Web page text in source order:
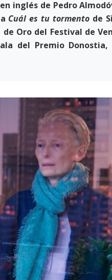
inglés de Pedro
Cuál es tu tormento de
Oro del Festival de
del Premio